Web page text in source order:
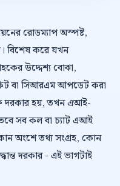
রোডম্যাপ অস্পষ্ট,
বিশেষ করে যখন
উদ্দেশ্য বোঝা,
বা সিআরএম আপডেট করা
দরকার হয়, তখন এআই-
সব কল বা চ্যাট এআই
অংশে তথ্য সংগ্রহ, কোন
দরকার - এই ভাগটাই